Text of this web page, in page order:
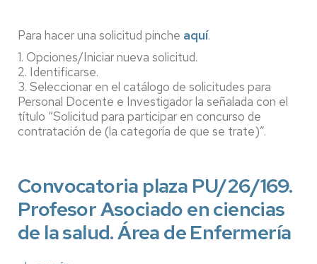
en
ciencias
de
la
salud.
Área
Para hacer una solicitud pinche aquí.
1. Opciones/Iniciar nueva solicitud.
2. Identificarse.
3. Seleccionar en el catálogo de solicitudes para
Personal Docente e Investigador la señalada con el
título “Solicitud para participar en concurso de
contratación de (la categoría de que se trate)”.
Convocatoria plaza PU/26/169.
Profesor Asociado en ciencias
de la salud. Área de Enfermería